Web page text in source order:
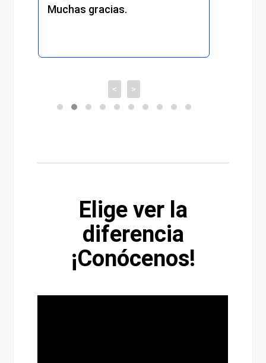
gracias.
< >
Elige ver la
diferencia
¡Conócenos!